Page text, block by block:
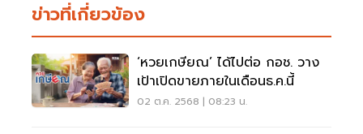
ข่าวที่เกี่ยวข้อง
‘หวยเกษียณ’ ได้ไปต่อ กอช. วาง
เป้าเปิดขายภายในเดือนธ.ค.นี้
02 ต.ค. 2568 | 08:23 น.